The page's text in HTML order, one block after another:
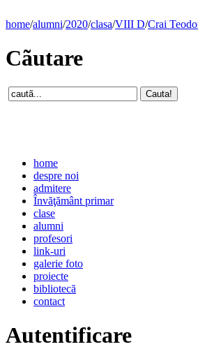
home/alumni/2020/clasa/VIII D/Crai
Cãutare
home
despre noi
admitere
Învăţământ primar
clase
alumni
profesori
link-uri
galerie foto
proiecte
bibliotecă
contact
Autentificare